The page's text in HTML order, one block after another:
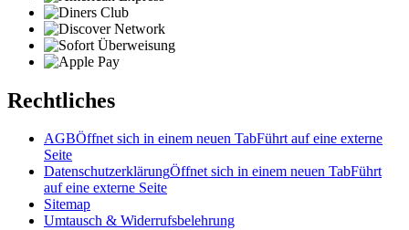
Rechtliches
AGBÖffnet sich in einem neuen TabFührt auf eine externe
Seite
DatenschutzerklärungÖffnet sich in einem neuen TabFührt
auf eine externe Seite
Sitemap
Umtausch & Widerrufsbelehrung